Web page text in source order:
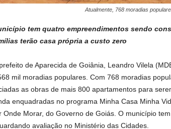
Atualmente, 768 moradias
tem quatro empreendimentos sendo
terão casa própria a custo zero
de Aparecida de Goiânia, Leandro Vilela
mil moradias populares. Com 768 moradias
as obras de mais 800 apartamentos para
enquadradas no programa Minha Casa Minha
Onde Morar, do Governo de Goiás. O município
avaliação no Ministério das Cidades.